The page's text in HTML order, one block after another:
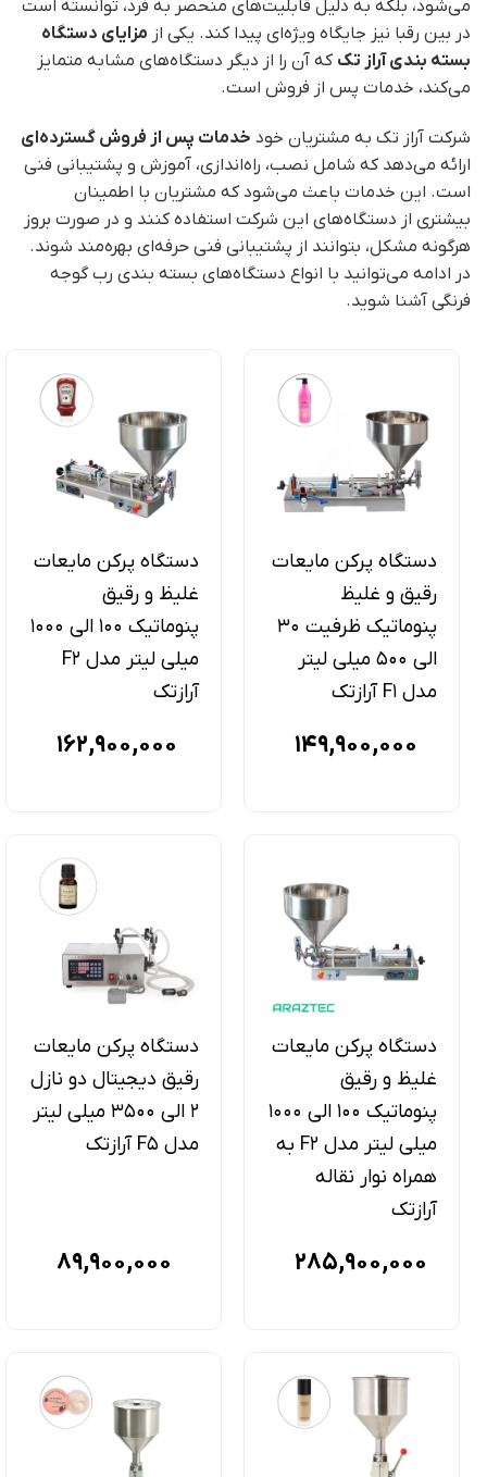
می‌شود، بلکه به دلیل قابلیت‌های منحصر به فرد، توانسته است
در بین رقبا نیز جایگاه ویژه‌ای پیدا کند. یکی از مزایای دستگاه
بسته‌ بندی آراز تک که آن را از دیگر دستگاه‌های مشابه متمایز
می‌کند، خدمات پس از فروش است.
شرکت آراز تک به مشتریان خود خدمات پس از فروش گسترده‌ای
ارائه می‌دهد که شامل نصب، راه‌اندازی، آموزش و پشتیبانی فنی
است. این خدمات باعث می‌شود که مشتریان با اطمینان
بیشتری از دستگاه‌های این شرکت استفاده کنند و در صورت بروز
هرگونه مشکل، بتوانند از پشتیبانی فنی حرفه‌ای بهره‌مند شوند.
در ادامه می‌توانید با انواع دستگاه‌های بسته بندی رب گوجه
فرنگی آشنا شوید.
دستگاه پرکن مایعات
رقیق و غلیظ
پنوماتیک ظرفیت 30
الی 500 میلی لیتر
مدل F1 آرازتک
149,900,000
دستگاه پرکن مایعات
غلیظ و رقیق
پنوماتیک 100 الی 1000
میلی لیتر مدل F2
آرازتک
162,900,000
دستگاه پرکن مایعات
غلیظ و رقیق
پنوماتیک 100 الی 1000
میلی لیتر مدل F2 به
همراه نوار نقاله
آرازتک
285,900,000
دستگاه پرکن مایعات
رقیق دیجیتال دو نازل
2 الی 3500 میلی لیتر
مدل F5 آرازتک
89,900,000